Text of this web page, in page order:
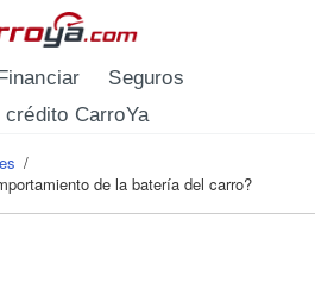
Seguros
crédito CarroYa
/
de la batería del carro?